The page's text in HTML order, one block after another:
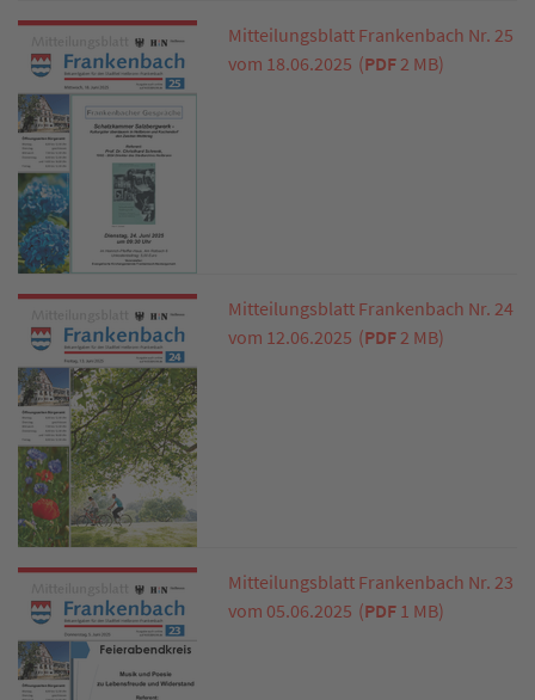
Mitteilungsblatt Frankenbach Nr. 25
vom 18.06.2025 (PDF 2 MB)
Mitteilungsblatt Frankenbach Nr. 24
vom 12.06.2025 (PDF 2 MB)
Mitteilungsblatt Frankenbach Nr. 23
vom 05.06.2025 (PDF 1 MB)